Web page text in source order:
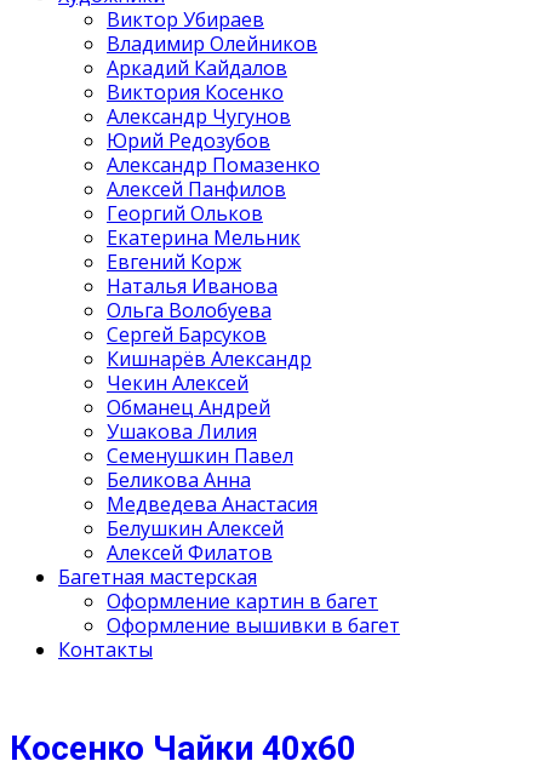
Виктор Убираев
Владимир Олейников
Аркадий Кайдалов
Виктория Косенко
Александр Чугунов
Юрий Редозубов
Александр Помазенко
Алексей Панфилов
Георгий Ольков
Екатерина Мельник
Евгений Корж
Наталья Иванова
Ольга Волобуева
Сергей Барсуков
Кишнарёв Александр
Чекин Алексей
Обманец Андрей
Ушакова Лилия
Семенушкин Павел
Беликова Анна
Медведева Анастасия
Белушкин Алексей
Алексей Филатов
Багетная мастерская
Оформление картин в багет
Оформление вышивки в багет
Контакты
Косенко Чайки 40х60